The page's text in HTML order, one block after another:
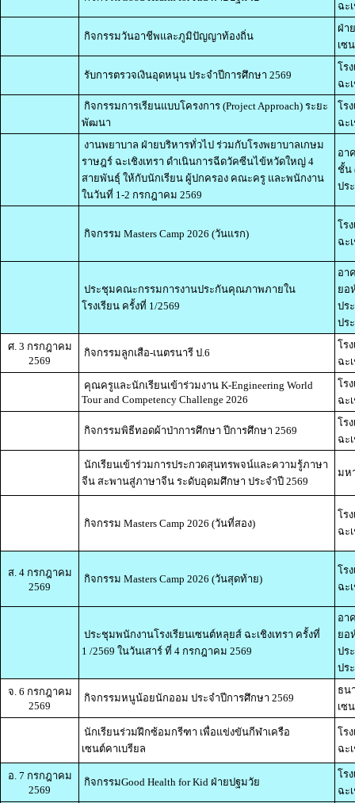
ฉะ
กิจกรรมวันอาชีพและภูมิปัญญาท้องถิ่น
ฝ่า
เซ
รับการตรวจเงินอุดหนุน ประจำปีการศึกษา 2569
โร
ฉะ
กิจกรรมการเรียนแบบโครงการ (Project Approach) ระยะ
พัฒนา
โร
ฉะ
งานพยาบาล ฝ่ายบริหารทั่วไป ร่วมกับโรงพยาบาลเกษม
ราษฎร์ ฉะเชิงเทรา ดำเนินการฉีดวัคซีนไข้หวัดใหญ่ 4
สายพันธุ์ ให้กับนักเรียน ผู้ปกครอง คณะครู และพนักงาน
ในวันที่ 1-2 กรกฎาคม 2569
อา
ชั้น
ปร
กิจกรรม Masters Camp 2026 (วันแรก)
โร
ฉะ
ประชุมคณะกรรมการงานประกันคุณภาพภายใน
โรงเรียน ครั้งที่ 1/2569
อา
ยอ
ปร
ปร
ศ. 3 กรกฎาคม
2569
กิจกรรมลูกเสือ-เนตรนารี ป.6
โร
ฉะ
คุณครูและนักเรียนเข้าร่วมงาน K-Engineering World
Tour and Competency Challenge 2026
โร
ฉะ
กิจกรรมพิธีทอดผ้าป่าการศึกษา ปีการศึกษา 2569
โร
ฉะ
นักเรียนเข้าร่วมการประกวดสุนทรพจน์และความรู้ภาษา
จีน สะพานสู่ภาษาจีน ระดับอุดมศึกษา ประจำปี 2569
มห
กิจกรรม Masters Camp 2026 (วันที่สอง)
โร
ฉะ
ส. 4 กรกฎาคม
2569
กิจกรรม Masters Camp 2026 (วันสุดท้าย)
โร
ฉะ
ประชุมพนักงานโรงเรียนเซนต์หลุยส์ ฉะเชิงเทรา ครั้งที่
1 /2569 ในวันเสาร์ ที่ 4 กรกฎาคม 2569
อา
ยอ
ปร
ปร
จ. 6 กรกฎาคม
2569
กิจกรรมหนูน้อยนักออม ประจำปีการศึกษา 2569
ธน
เซ
นักเรียนร่วมฝึกซ้อมกรีฑา เพื่อแข่งขันกีฬาเครือ
เซนต์คาเบรียล
โร
ฉะ
อ. 7 กรกฎาคม
2569
กิจกรรมGood Health for Kid ฝ่ายปฐมวัย
โร
ฉะ